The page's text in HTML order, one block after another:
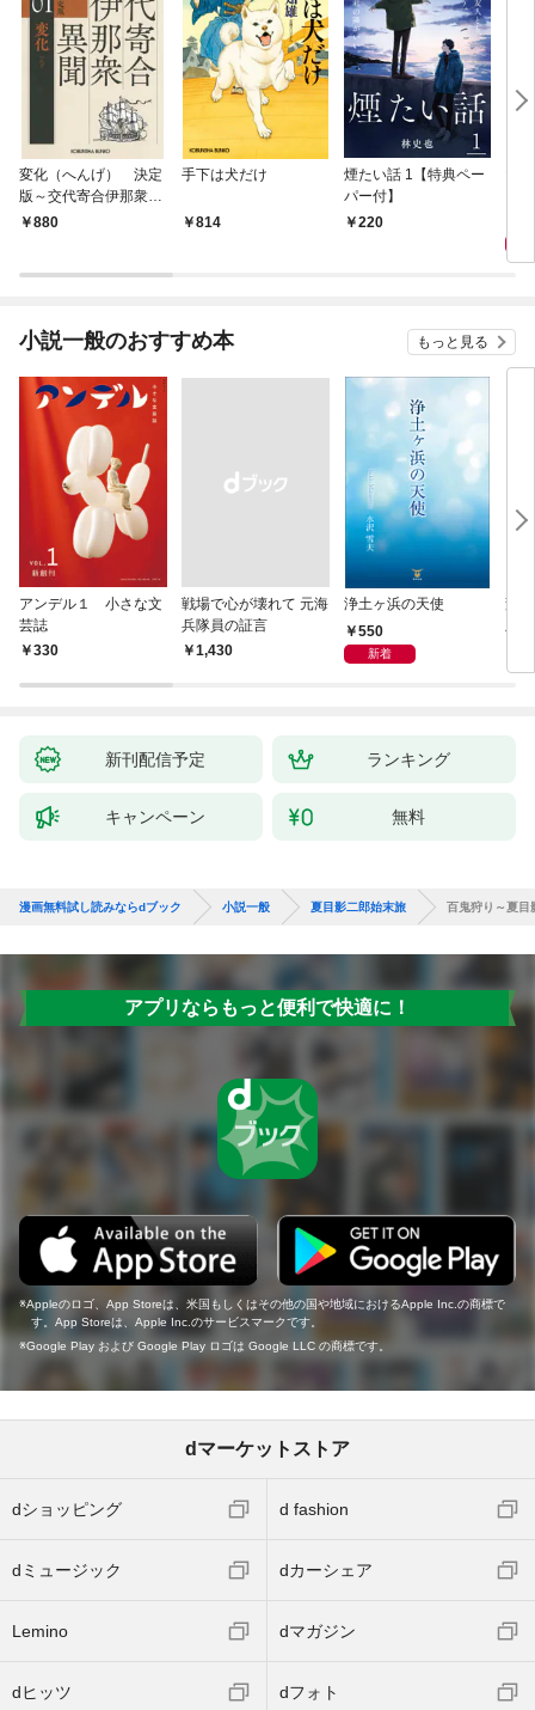
変化（へんげ） 決定
版～交代寄合伊那衆異
聞（1）～
880
手下は犬だけ
814
煙たい話 1【特典ペー
パー付】
220
小説一般のおすすめ本 もっと見る
アンデル１ 小さな文
芸誌
330
戦場で心が壊れて 元海
兵隊員の証言
￥1,430
浄土ヶ浜の天使
550
新着
変
版
新刊配信予定 ランキング
キャンペーン 無料
漫画無料試し読みならdブック 小説一般 夏目影二郎始末旅 百鬼狩り～夏
アプリならもっと便利で快適に！
Appleのロゴ、App Storeは、米国もしくはその他の国や地域におけるApple Inc.の商標で
す。App Storeは、Apple Inc.のサービスマークです。
Google Play および Google Play ロゴは Google LLC の商標です。
dマーケットストア
dショッピング d fashion
dミュージック dカーシェア
Lemino dマガジン
dヒッツ dフォト